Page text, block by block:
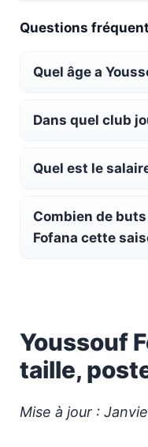
Questions
Quel âge a
Dans quel club
Quel est le
Combien de
Fofana cette
Youssouf
taille,
Mise à jour :